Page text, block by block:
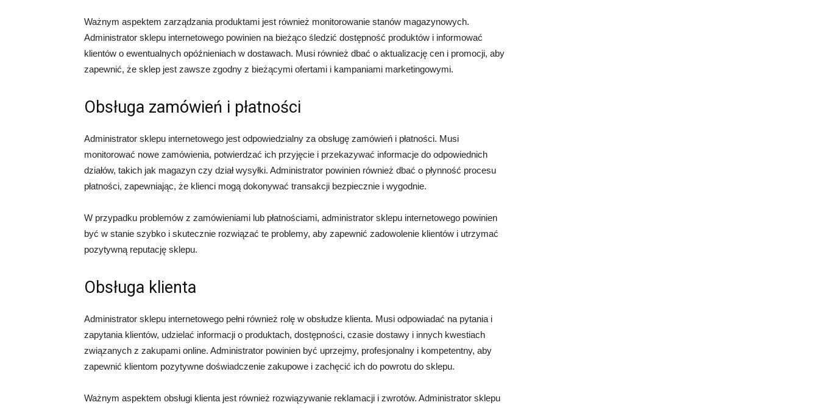
Ważnym aspektem zarządzania produktami jest również monitorowanie stanów magazynowych.
Administrator sklepu internetowego powinien na bieżąco śledzić dostępność produktów i informować
klientów o ewentualnych opóźnieniach w dostawach. Musi również dbać o aktualizację cen i promocji, aby
zapewnić, że sklep jest zawsze zgodny z bieżącymi ofertami i kampaniami marketingowymi.
Obsługa zamówień i płatności
Administrator sklepu internetowego jest odpowiedzialny za obsługę zamówień i płatności. Musi
monitorować nowe zamówienia, potwierdzać ich przyjęcie i przekazywać informacje do odpowiednich
działów, takich jak magazyn czy dział wysyłki. Administrator powinien również dbać o płynność procesu
płatności, zapewniając, że klienci mogą dokonywać transakcji bezpiecznie i wygodnie.
W przypadku problemów z zamówieniami lub płatnościami, administrator sklepu internetowego powinien
być w stanie szybko i skutecznie rozwiązać te problemy, aby zapewnić zadowolenie klientów i utrzymać
pozytywną reputację sklepu.
Obsługa klienta
Administrator sklepu internetowego pełni również rolę w obsłudze klienta. Musi odpowiadać na pytania i
zapytania klientów, udzielać informacji o produktach, dostępności, czasie dostawy i innych kwestiach
związanych z zakupami online. Administrator powinien być uprzejmy, profesjonalny i kompetentny, aby
zapewnić klientom pozytywne doświadczenie zakupowe i zachęcić ich do powrotu do sklepu.
Ważnym aspektem obsługi klienta jest również rozwiązywanie reklamacji i zwrotów. Administrator sklepu